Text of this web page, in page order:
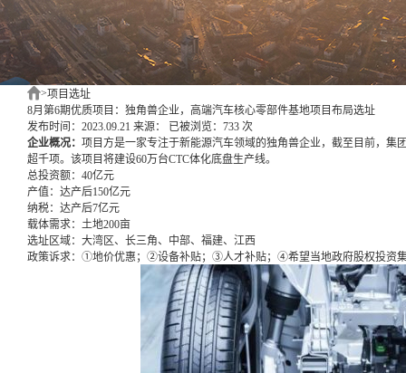
>项目选址
8月第6期优质项目：独角兽企业，高端汽车核心零部件基地项目布局选址
发布时间：2023.09.21 来源：
已被浏览：733 次
企业概况： 项目方是一家专注于新能源汽车领域的独角兽企业，截至目前，集
超千项。该项目将建设60万台CTC体化底盘生产线。
总投资额： 40亿元
产值： 达产后150亿元
纳税： 达产后7亿元
载体需求： 土地200亩
选址区域： 大湾区、长三角、中部、福建、江西
政策诉求： ①地价优惠；②设备补贴；③人才补贴；④希望当地政府股权投资